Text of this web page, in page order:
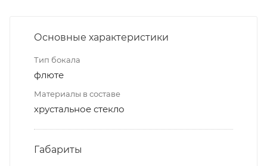
Основные характеристики
Тип бокала
флюте
Материалы в составе
хрустальное стекло
Габариты